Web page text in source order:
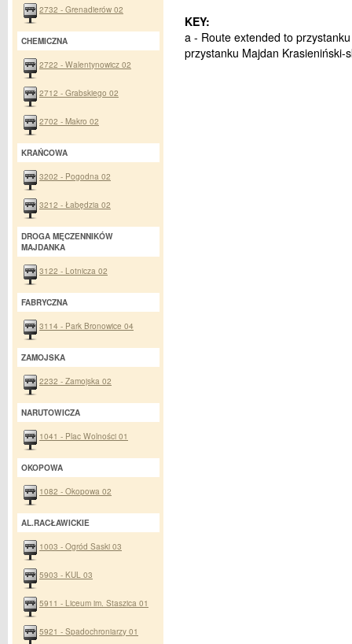
KEY:
a - Route extended to
przystanku Majdan Krasieniński-
2732 - Grenadierów 02
CHEMICZNA
2722 - Walentynowicz 02
2712 - Grabskiego 02
2702 - Makro 02
KRAŃCOWA
3202 - Pogodna 02
3212 - Łabędzia 02
DROGA MĘCZENNIKÓW
MAJDANKA
3122 - Lotnicza 02
FABRYCZNA
3114 - Park Bronowice 04
ZAMOJSKA
2232 - Zamojska 02
NARUTOWICZA
1041 - Plac Wolności 01
OKOPOWA
1082 - Okopowa 02
AL.RACŁAWICKIE
1003 - Ogród Saski 03
5903 - KUL 03
5911 - Liceum im. Staszica 01
5921 - Spadochroniarzy 01